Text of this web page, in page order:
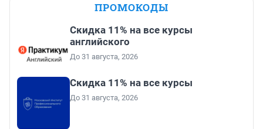
ПРОМОКОДЫ
Скидка 11% на все курсы
английского
До 31 августа, 2026
Скидка 11% на все курсы
До 31 августа, 2026